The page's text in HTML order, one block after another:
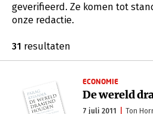
geverifieerd. Ze komen tot
onze redactie.
31 resultaten
ECONOMIE
De wereld
7 juli 2011 Ton